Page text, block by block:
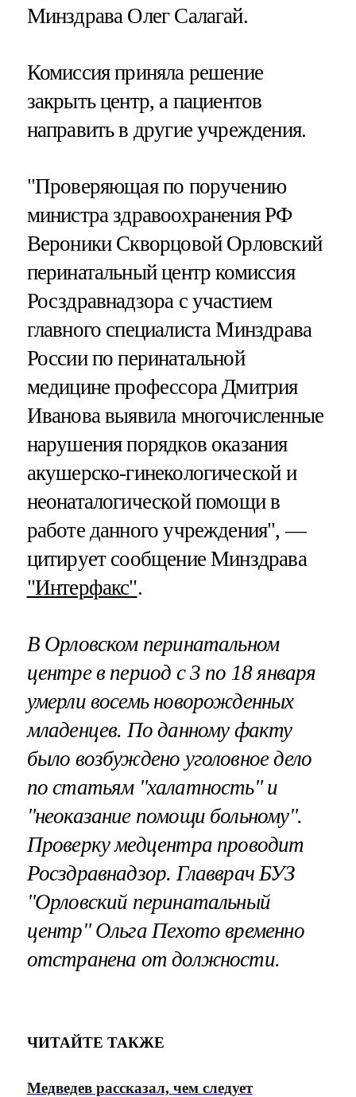
Минздрава Олег Салагай.
Комиссия приняла решение
закрыть центр, а пациентов
направить в другие учреждения.
"Проверяющая по поручению
министра здравоохранения РФ
Вероники Скворцовой Орловский
перинатальный центр комиссия
Росздравнадзора с участием
главного специалиста Минздрава
России по перинатальной
медицине профессора Дмитрия
Иванова выявила многочисленные
нарушения порядков оказания
акушерско-гинекологической и
неонаталогической помощи в
работе данного учреждения", —
цитирует сообщение Минздрава
"Интерфакс".
В Орловском перинатальном
центре в период с 3 по 18 января
умерли восемь новорожденных
младенцев. По данному факту
было возбуждено уголовное дело
по статьям "халатность" и
"неоказание помощи больному".
Проверку медцентра проводит
Росздравнадзор. Главврач БУЗ
"Орловский перинатальный
центр" Ольга Пехото временно
отстранена от должности.
ЧИТАЙТЕ ТАКЖЕ
Медведев рассказал, чем следует